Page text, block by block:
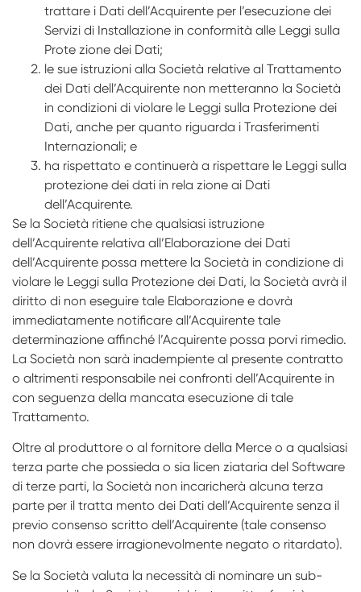
trattare i Dati dell’Acquirente per l’esecuzione dei
Servizi di Installazione in conformità alle Leggi sulla
Prote­ zione dei Dati;
le sue istruzioni alla Società relative al Trattamento
dei Dati dell’Acquirente non metteranno la Società
in condizioni di violare le Leggi sulla Protezione dei
Dati, anche per quanto riguarda i Trasferimenti
Internazionali; e
ha rispettato e continuerà a rispettare le Leggi sulla
protezione dei dati in rela­ zione ai Dati
dell’Acquirente.
Se la Società ritiene che qualsiasi istruzione
dell’Acquirente relativa all’Elaborazione dei Dati
dell’Acquirente possa mettere la Società in condizione di
violare le Leggi sulla Protezione dei Dati, la Società avrà il
diritto di non eseguire tale Elaborazione e dovrà
immediatamente notificare all’Acquirente tale
determinazione affinché l’Acquirente possa porvi rimedio.
La Società non sarà inadempiente al presente contratto
o altrimenti responsabile nei confronti dell’Acquirente in
con­ seguenza della mancata esecuzione di tale
Trattamento.
Oltre al produttore o al fornitore della Merce o a qualsiasi
terza parte che possieda o sia licen­ ziataria del Software
di terze parti, la Società non incaricherà alcuna terza
parte per il tratta­ mento dei Dati dell’Acquirente senza il
previo consenso scritto dell’Acquirente (tale consenso
non dovrà essere irragionevolmente negato o ritardato).
Se la Società valuta la necessità di nominare un sub­